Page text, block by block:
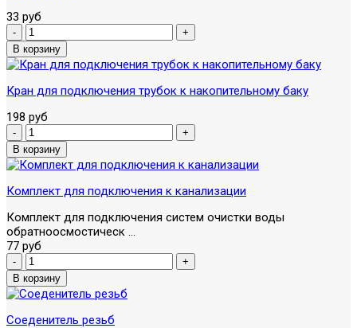
33 руб
Кран для подключения трубок к накопительному баку
198 руб
Комплект для подключения к канализации
Комплект для подключения систем очистки воды
обратноосмостическ ...
77 руб
Соеденитель резьб